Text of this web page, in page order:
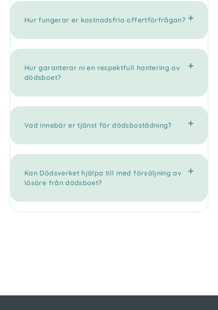
Hur fungerar er kostnadsfria offertförfrågan?
Hur garanterar ni en respektfull hantering av
dödsboet?
Vad innebär er tjänst för dödsbostädning?
Kan Dödsverket hjälpa till med försäljning av
lösöre från dödsboet?